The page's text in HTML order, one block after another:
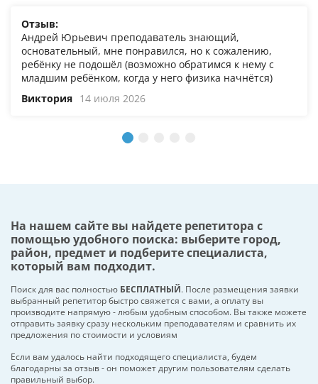
Отзыв:
Андрей Юрьевич преподаватель знающий,
основательный, мне понравился, но к сожалению,
ребёнку не подошёл (возможно обратимся к нему с
младшим ребёнком, когда у него физика начнётся)
Виктория 14 июля 2026
На нашем сайте вы найдете репетитора с
помощью удобного поиска: выберите город,
район, предмет и подберите специалиста,
который вам подходит.
Поиск для вас полностью БЕСПЛАТНЫЙ. После размещения заявки
выбранный репетитор быстро свяжется с вами, а оплату вы
производите напрямую - любым удобным способом. Вы также можете
отправить заявку сразу нескольким преподавателям и сравнить их
предложения по стоимости и условиям
Если вам удалось найти подходящего специалиста, будем
благодарны за отзыв - он поможет другим пользователям сделать
правильный выбор.